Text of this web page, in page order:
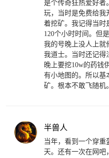
是个传奇狂热爱好者
玩，当时是免费给我
着挖矿。我记得当时
120个小时时间。但
我的号晚上没人上就
我道士。当时还记得
晚上要挖10w的药钱
有小地图的。所以基
矿。根本不敢飞随机。
半兽人
当年，看到一个穿
天。还有一次在网吧